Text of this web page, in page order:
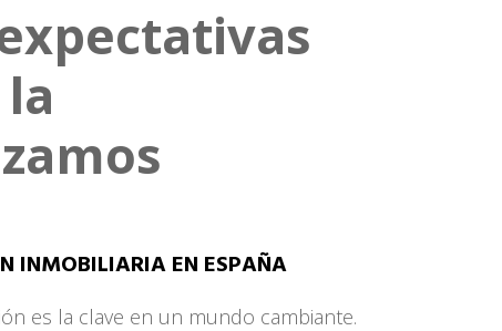
INMOBILIARIA EN ESPAÑA
es la clave en un mundo cambiante.